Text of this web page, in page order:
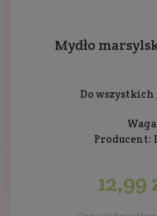
Mydło
Do
Producent:
12,99